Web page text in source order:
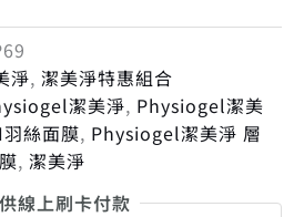
淨, 潔美淨特惠組合
潔美淨, Physiogel潔美
絲面膜, Physiogel潔美淨 層
, 潔美淨
線上刷卡付款